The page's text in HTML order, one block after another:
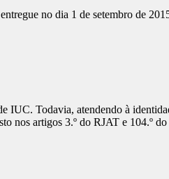
no dia 1 de setembro de
IUC. Todavia, atendendo à
nos artigos 3.º do RJAT e 104.º